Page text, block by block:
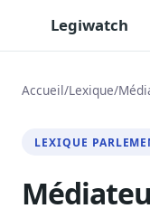
Legiwatch
Posez vos
Transcriptions IA
Toutes les
Accueil/Lexique/
LEXIQUE